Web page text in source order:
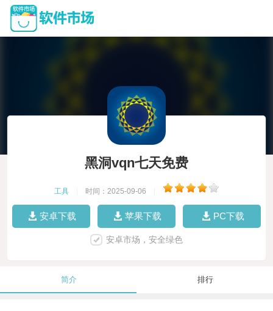
黑洞vqn七天免费
工具 时间：2025-09-06
安卓下载 苹果下载 PC下载
安卓市场，安全绿色
简介 排行